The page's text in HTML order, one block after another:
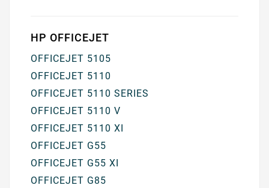
HP OFFICEJET
OFFICEJET 5105
OFFICEJET 5110
OFFICEJET 5110 SERIES
OFFICEJET 5110 V
OFFICEJET 5110 XI
OFFICEJET G55
OFFICEJET G55 XI
OFFICEJET G85